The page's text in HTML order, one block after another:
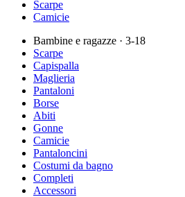
Scarpe
Camicie
Bambine e ragazze · 3-18
Scarpe
Capispalla
Maglieria
Pantaloni
Borse
Abiti
Gonne
Camicie
Pantaloncini
Costumi da bagno
Completi
Accessori